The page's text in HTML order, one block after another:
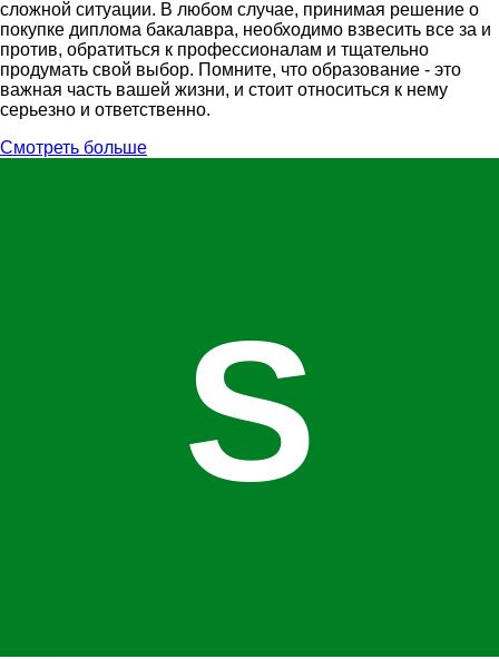
сложной ситуации. В любом случае, принимая решение о
покупке диплома бакалавра, необходимо взвесить все за и
против, обратиться к профессионалам и тщательно
продумать свой выбор. Помните, что образование - это
важная часть вашей жизни, и стоит относиться к нему
серьезно и ответственно.
Смотреть больше
S